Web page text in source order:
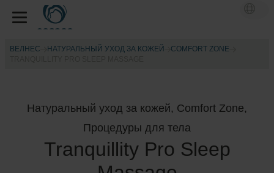
ВЕЛНЕС НАТУРАЛЬНЫЙ УХОД ЗА КОЖЕЙ
COMFORT ZONE
Натуральный уход за кожей, Comfort Zone,
Процедуры для тела
Tranquillity Pro Sleep